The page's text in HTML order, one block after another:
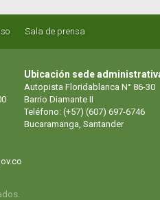
Sala de prensa
Ubicación sede
Autopista Floridablanca N° 86-30
Barrio Diamante II
Teléfono: (+57) (607) 697-6746
Bucaramanga, Santander